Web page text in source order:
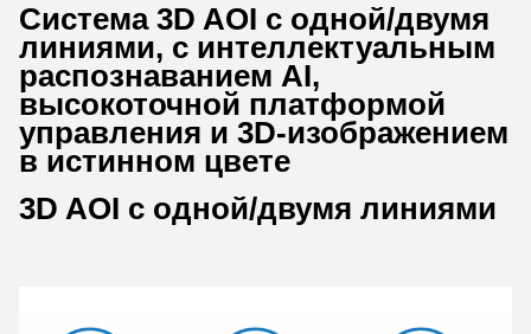
Система 3D AOI с одной/двумя
линиями, с интеллектуальным
распознаванием AI,
высокоточной платформой
управления и 3D-изображением
в истинном цвете
3D AOI с одной/двумя линиями